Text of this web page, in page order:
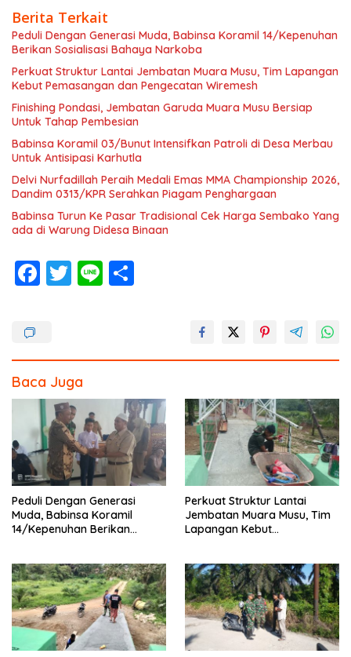
Berita Terkait
Peduli Dengan Generasi Muda, Babinsa Koramil 14/Kepenuhan
Berikan Sosialisasi Bahaya Narkoba
Perkuat Struktur Lantai Jembatan Muara Musu, Tim Lapangan
Kebut Pemasangan dan Pengecatan Wiremesh
Finishing Pondasi, Jembatan Garuda Muara Musu Bersiap
Untuk Tahap Pembesian
Babinsa Koramil 03/Bunut Intensifkan Patroli di Desa Merbau
Untuk Antisipasi Karhutla
Delvi Nurfadillah Peraih Medali Emas MMA Championship 2026,
Dandim 0313/KPR Serahkan Piagam Penghargaan
Babinsa Turun Ke Pasar Tradisional Cek Harga Sembako Yang
ada di Warung Didesa Binaan
F
o
o
k
T Li
Baca Juga
Peduli Dengan Generasi
Muda, Babinsa Koramil
14/Kepenuhan Berikan
Perkuat Struktur Lantai
Jembatan Muara Musu, Tim
Lapangan Kebut